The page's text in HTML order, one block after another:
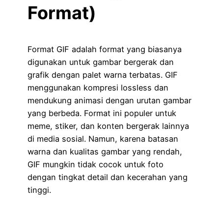
Format)
Format GIF adalah format yang biasanya
digunakan untuk gambar bergerak dan
grafik dengan palet warna terbatas. GIF
menggunakan kompresi lossless dan
mendukung animasi dengan urutan gambar
yang berbeda. Format ini populer untuk
meme, stiker, dan konten bergerak lainnya
di media sosial. Namun, karena batasan
warna dan kualitas gambar yang rendah,
GIF mungkin tidak cocok untuk foto
dengan tingkat detail dan kecerahan yang
tinggi.